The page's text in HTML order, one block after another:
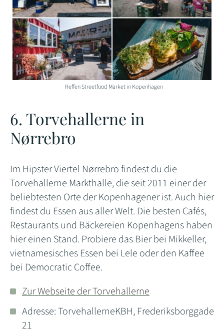
Reffen Streetfood Market in Kopenhagen
6. Torvehallerne in
Nørrebro
Im Hipster Viertel Nørrebro findest du die
Torvehallerne Markthalle, die seit 2011 einer der
beliebtesten Orte der Kopenhagener ist. Auch hier
findest du Essen aus aller Welt. Die besten Cafés,
Restaurants und Bäckereien Kopenhagens haben
hier einen Stand. Probiere das Bier bei Mikkeller,
vietnamesisches Essen bei Lele oder den Kaffee
bei Democratic Coffee.
Zur Webseite der Torvehallerne
Adresse: TorvehallerneKBH, Frederiksborggade
21